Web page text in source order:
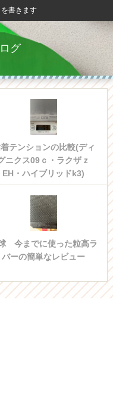
書きます
グ
テンションの比較(ディ
ニクス09ｃ・ラクザｚ
EH・ハイブリッドk3)
今までに使った粒高ラ
バーの簡単なレビュー